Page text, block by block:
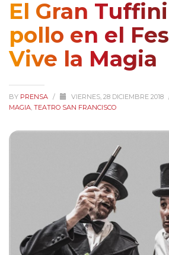
El Gran
pollo en el
Vive la Magia
BY PRENSA / VIERNES, 28 DICIEMBRE 2018
MAGIA, TEATRO SAN FRANCISCO